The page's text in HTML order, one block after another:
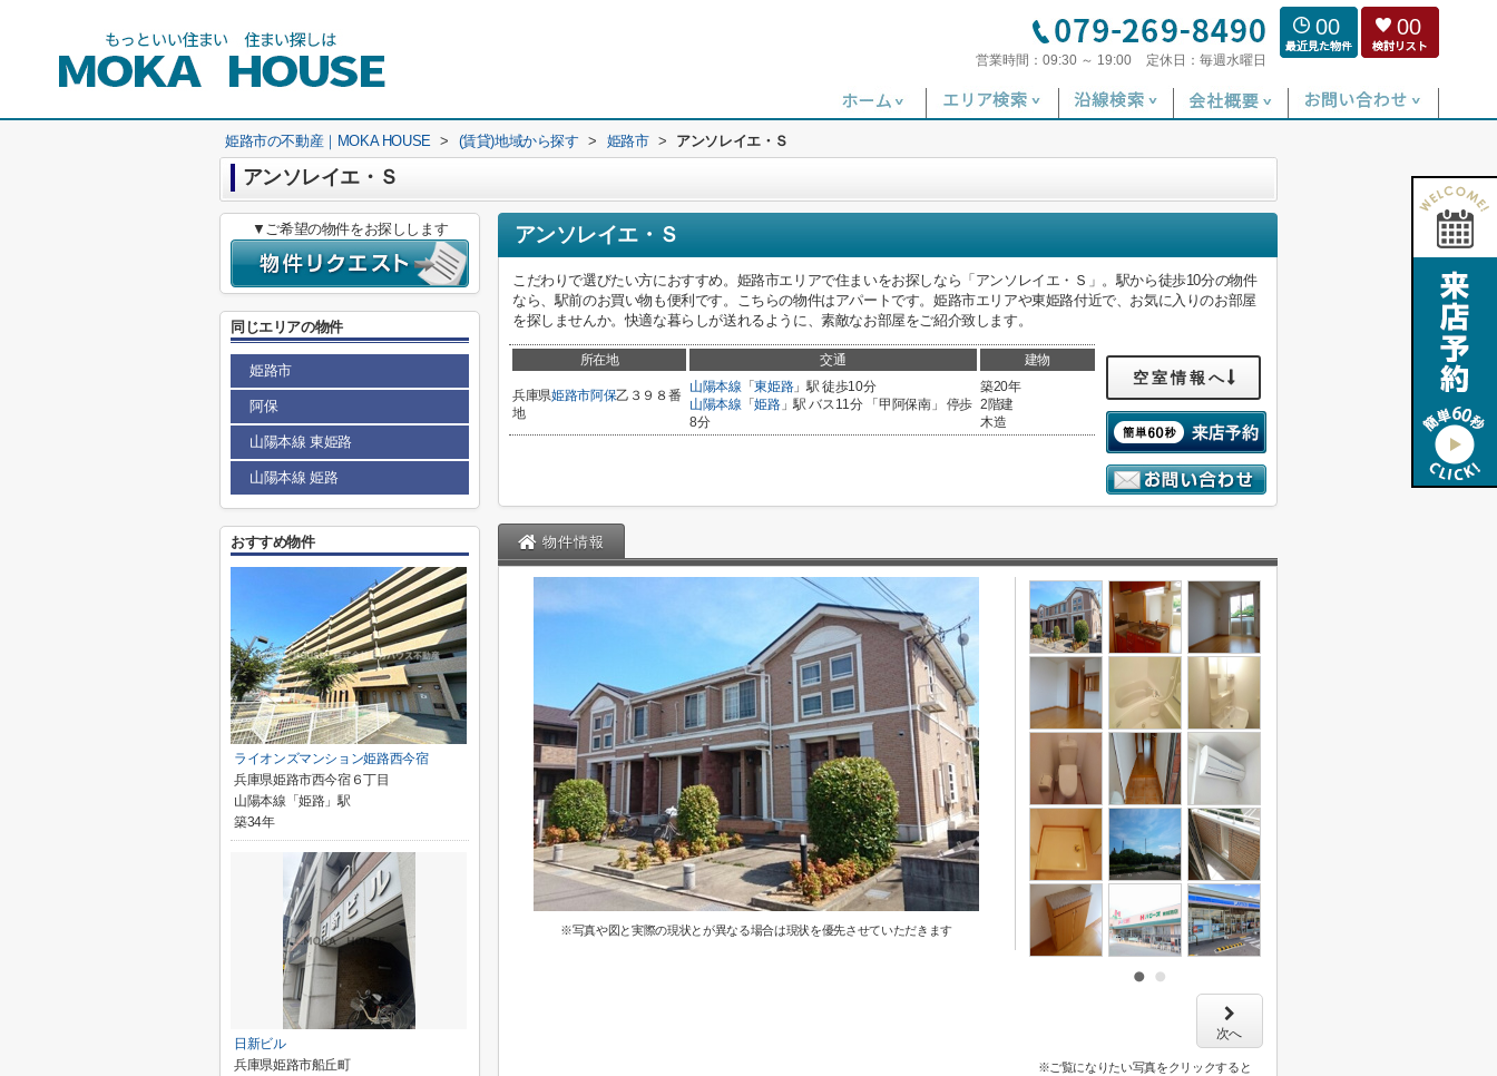
営業時間： 09:30 ～ 19:00 定休日： 毎週水曜日
00 00
姫路市の不動産｜MOKA HOUSE > (賃貸)地域から探す > 姫路市 > アンソレイエ・Ｓ
アンソレイエ・Ｓ
アンソレイエ・Ｓ
こだわりで選びたい方におすすめ。姫路市エリアで住まいをお探しなら「アンソレイエ・Ｓ」。駅から徒歩10分の物件
なら、駅前のお買い物も便利です。こちらの物件はアパートです。姫路市エリアや東姫路付近で、お気に入りのお部屋
を探しませんか。快適な暮らしが送れるように、素敵なお部屋をご紹介致します。
所在地 交通 建物
兵庫県姫路市阿保乙３９８番
地
山陽本線 「東姫路」駅 徒歩10分
山陽本線 「姫路」駅 バス11分 「甲阿保南」 停歩
8分
築20年
2階建
木造
空室情報へ
物件情報
※写真や図と実際の現状とが異なる場合は現状を優先させていただきます
次へ
※ご覧になりたい写真をクリックすると
▼ご希望の物件をお探しします
同じエリアの物件
姫路市
阿保
山陽本線 東姫路
山陽本線 姫路
おすすめ物件
ライオンズマンション姫路西今宿
兵庫県姫路市西今宿６丁目
山陽本線「姫路」駅
築34年
日新ビル
兵庫県姫路市船丘町